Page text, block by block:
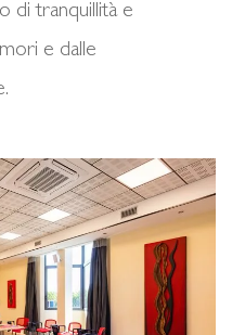
di tranquillità e
e dalle